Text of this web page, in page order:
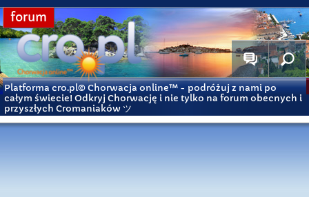
forum
Platforma cro.pl© Chorwacja online™ - podróżuj z nami po
całym świecie! Odkryj Chorwację i nie tylko na forum obecnych i
przyszłych Cromaniaków ツ